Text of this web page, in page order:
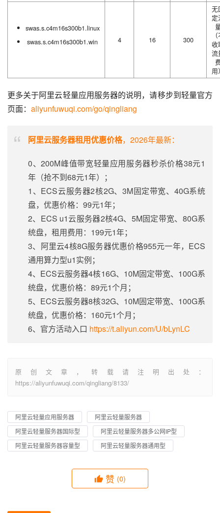
swas.s.c4m16s300b1.linux
swas.s.c4m16s300b1.win
4 16 300
无
定
收
流
用
更多关于阿里云轻量应用服务器的说明，请移步到轻量官方
页面： aliyunfuwuqi.com/go/qingliang
阿里云服务器租用优惠价格，2026年最新：
0、200M峰值带宽轻量应用服务器秒杀价格38元1
年（抢不到68元1年）；
1、ECS云服务器2核2G、3M固定带宽、40G系统
盘，优惠价格：99元1年；
2、ECS u1云服务器2核4G、5M固定带宽、80G系
统盘，租用费用：199元1年；
3、阿里云4核8G服务器优惠价格955元一年，ECS
通用算力型u1实例；
4、ECS云服务器4核16G、10M固定带宽、100G系
统盘，优惠价格：89元1个月；
5、ECS云服务器8核32G、10M固定带宽、100G系
统盘，优惠价格：160元1个月；
6、官方活动入口 https://t.aliyun.com/U/bLynLC
原创文章，转载请注明出处：
https://aliyunfuwuqi.com/qingliang/8133/
阿里云轻量应用服务器
阿里云轻量服务器
阿里云轻量服务器国际型
阿里云轻量服务器多公网IP型
阿里云轻量服务器容量型
阿里云轻量服务器通用型
赞 (0)